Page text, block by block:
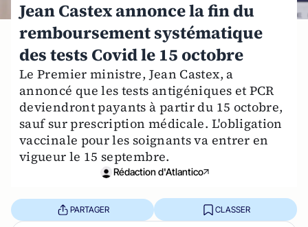
Jean Castex annonce la fin du
remboursement systématique
des tests Covid le 15 octobre
Le Premier ministre, Jean Castex, a
annoncé que les tests antigéniques et PCR
deviendront payants à partir du 15 octobre,
sauf sur prescription médicale. L'obligation
vaccinale pour les soignants va entrer en
vigueur le 15 septembre.
Rédaction d'Atlantico
PARTAGER CLASSER